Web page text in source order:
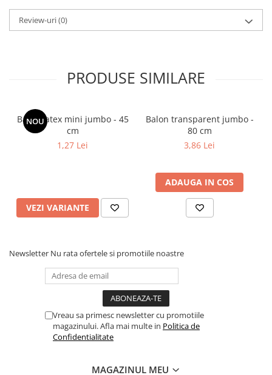
Review-uri(0)
PRODUSE SIMILARE
NOU
Balon latex mini jumbo - 45
cm
1,27 Lei
VEZI VARIANTE
Balon transparent jumbo -
80 cm
3,86 Lei
ADAUGA IN COS
Newsletter Nu rata ofertele si promotiile noastre
Vreau sa primesc newsletter cu promotiile
magazinului. Afla mai multe in Politica de
Confidentialitate
MAGAZINUL MEU